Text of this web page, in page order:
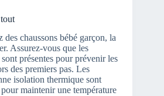
chaussons bébé garçon, la
Assurez-vous que les
présentes pour prévenir les
des premiers pas. Les
isolation thermique sont
maintenir une température